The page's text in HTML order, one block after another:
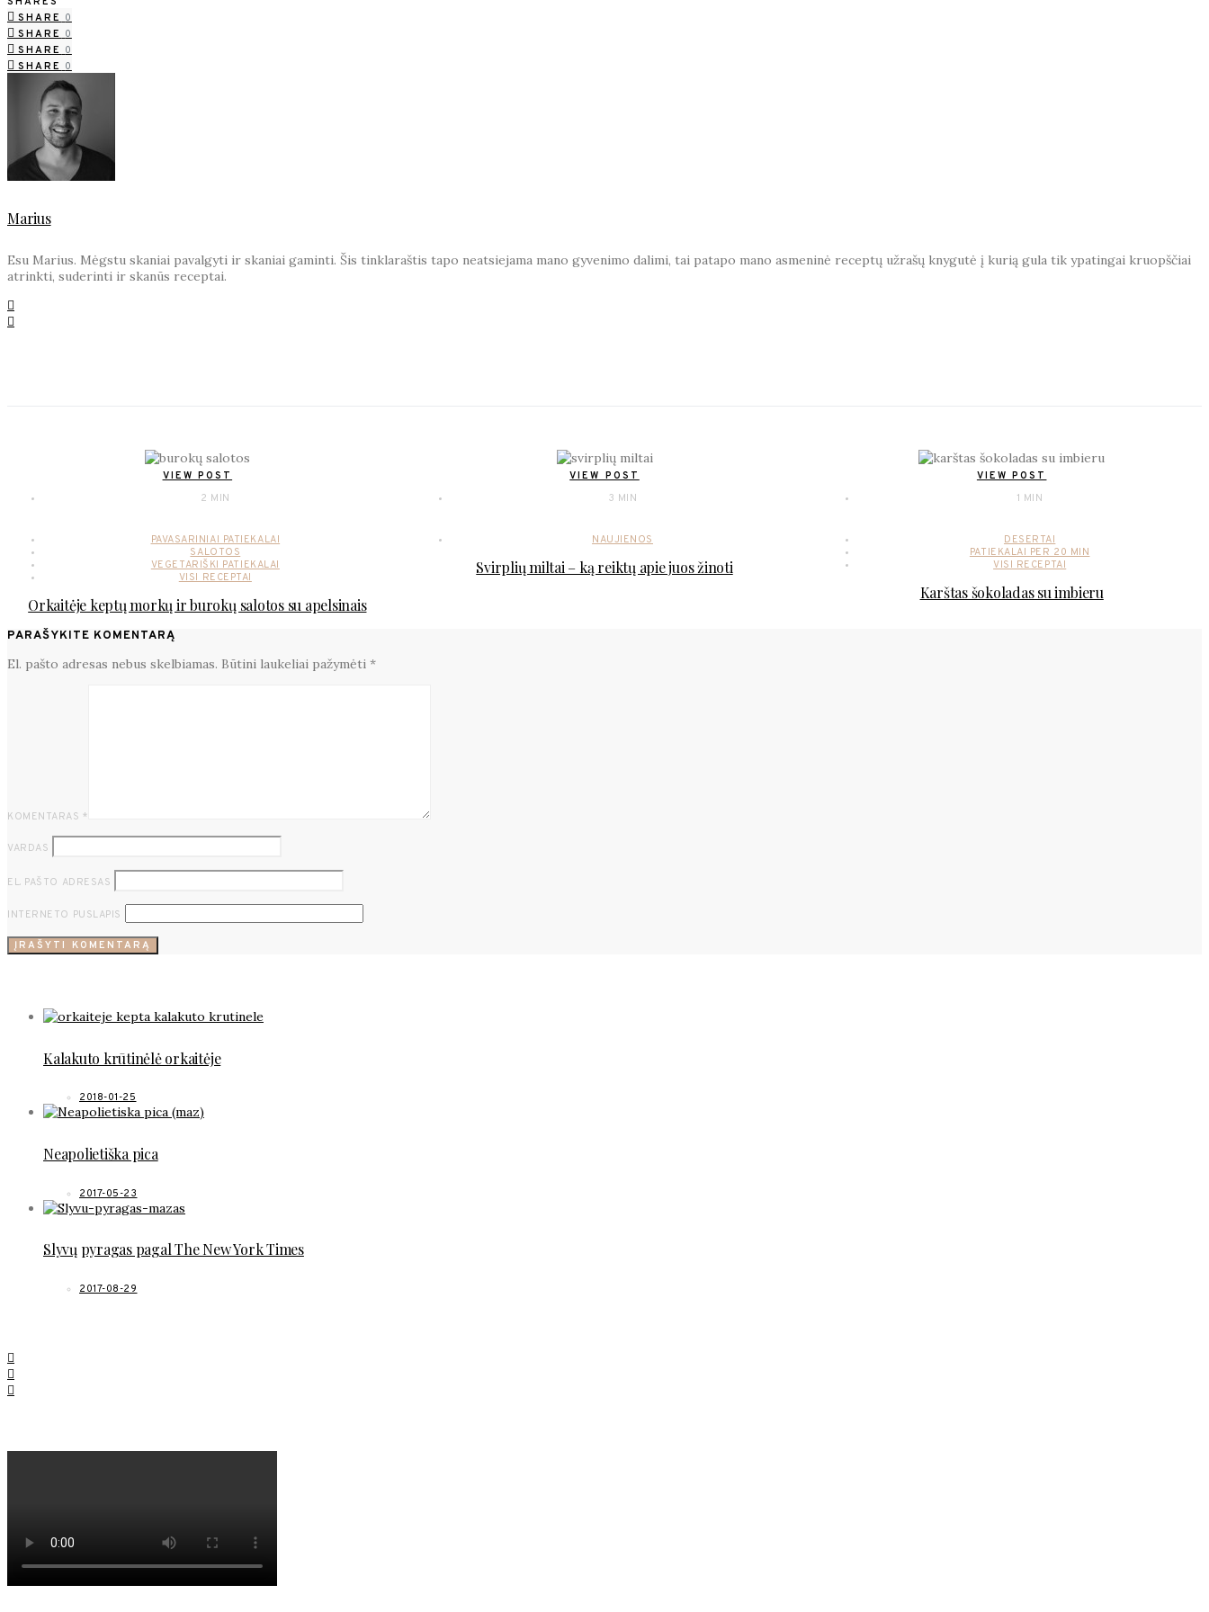
SHARE 0
SHARE 0
SHARE 0
SHARE 0
Marius
Esu Marius. Mėgstu skaniai pavalgyti ir skaniai gaminti. Šis tinklaraštis tapo neatsiejama mano gyvenimo dalimi, tai patapo mano asmeninė receptų užrašų knygutė į kurią gula tik ypatingai kruopščiai
atrinkti, suderinti ir skanūs receptai.
VIEW POST
2 MIN
PAVASARINIAI PATIEKALAI
SALOTOS
VEGETARIŠKI PATIEKALAI
VISI RECEPTAI
Orkaitėje keptų morkų ir burokų salotos su apelsinais
VIEW POST
3 MIN
NAUJIENOS
Svirplių miltai – ką reiktų apie juos žinoti
VIEW POST
1 MIN
DESERTAI
PATIEKALAI PER 20 MIN
VISI RECEPTAI
Karštas šokoladas su imbieru
PARAŠYKITE KOMENTARĄ
El. pašto adresas nebus skelbiamas. Būtini laukeliai pažymėti *
KOMENTARAS *
VARDAS
EL. PAŠTO ADRESAS
INTERNETO PUSLAPIS
Kalakuto krūtinėlė orkaitėje
2018-01-25
Neapolietiška pica
2017-05-23
Slyvų pyragas pagal The New York Times
2017-08-29